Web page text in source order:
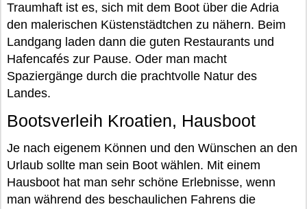
Traumhaft ist es, sich mit dem Boot über die Adria
den malerischen Küstenstädtchen zu nähern. Beim
Landgang laden dann die guten Restaurants und
Hafencafés zur Pause. Oder man macht
Spaziergänge durch die prachtvolle Natur des
Landes.
Bootsverleih Kroatien, Hausboot
Je nach eigenem Können und den Wünschen an den
Urlaub sollte man sein Boot wählen. Mit einem
Hausboot hat man sehr schöne Erlebnisse, wenn
man während des beschaulichen Fahrens die